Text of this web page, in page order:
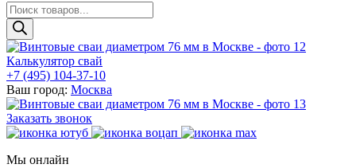
Поиск
товаров
Калькулятор свай
+7 (495) 104-37-10
Ваш город: Москва
Заказать звонок
Мы онлайн